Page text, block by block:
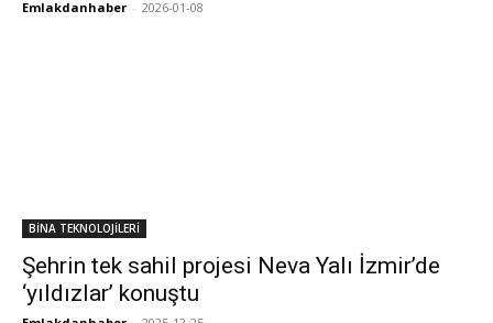
Emlakdanhaber - 2026-01-08
BİNA TEKNOLOJİLERİ
Şehrin tek sahil projesi Neva Yalı İzmir’de
‘yıldızlar’ konuştu